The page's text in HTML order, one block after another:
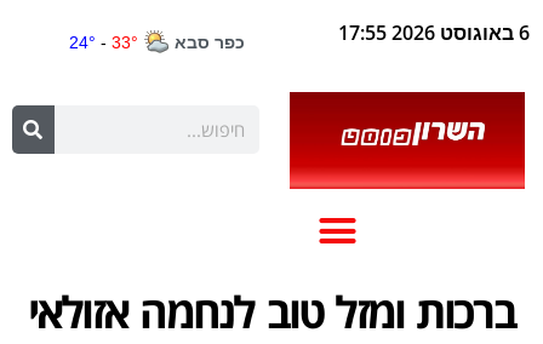
6 באוגוסט 2026 17:55
ברכות ומזל טוב לנחמה אזולאי